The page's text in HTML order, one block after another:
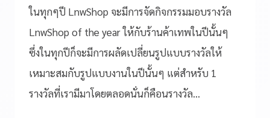
ในทุกๆปี LnwShop จะมีการจัดกิจกรรมมอบรางวัล
LnwShop of the year ให้กับร้านค้าเทพในปีนั้นๆ
ซึ่งในทุกปีก็จะมีการผลัดเปลี่ยนรูปแบบรางวัลให้
เหมาะสมกับรูปแบบงานในปีนั้นๆ แต่สำหรับ 1
รางวัลที่เรามีมาโดยตลอดนั่นก็คือนรางวัล…